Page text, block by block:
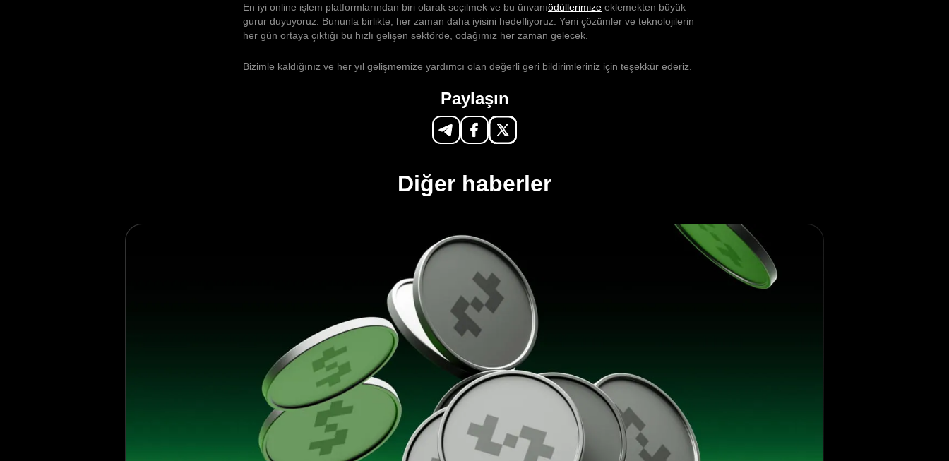
En iyi online işlem platformlarından biri olarak seçilmek ve bu ünvanıödüllerimize eklemekten büyük
gurur duyuyoruz. Bununla birlikte, her zaman daha iyisini hedefliyoruz. Yeni çözümler ve teknolojilerin
her gün ortaya çıktığı bu hızlı gelişen sektörde, odağımız her zaman gelecek.
Bizimle kaldığınız ve her yıl gelişmemize yardımcı olan değerli geri bildirimleriniz için teşekkür ederiz.
Paylaşın
Diğer haberler